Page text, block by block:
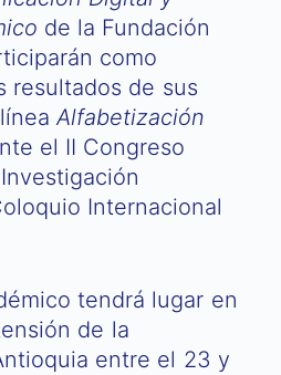
de la Fundación
como
resultados de sus
líneaAlfabetización
el II Congreso
Internacional
tendrá lugar en
de la
entre el 23 y